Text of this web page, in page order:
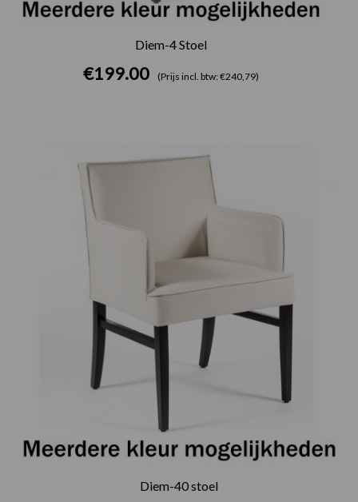
Diem-4 Stoel
€199.00 (Prijs incl. btw: €240,79)
Diem-40 stoel